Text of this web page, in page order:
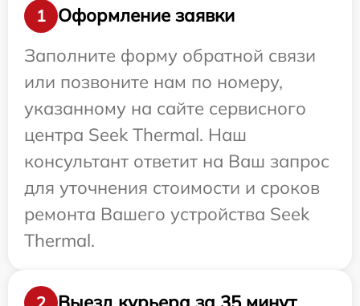
1
Оформление заявки
Заполните форму обратной связи
или позвоните нам по номеру,
указанному на сайте сервисного
центра Seek Thermal. Наш
консультант ответит на Ваш запрос
для уточнения стоимости и сроков
ремонта Вашего устройства Seek
Thermal.